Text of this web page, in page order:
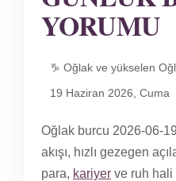
YORUMU
♑ Oğlak ve yükselen
19 Haziran 2026, Cuma
Oğlak burcu 2026-06-
akışı, hızlı gezegen
para, kariyer ve ruh hali